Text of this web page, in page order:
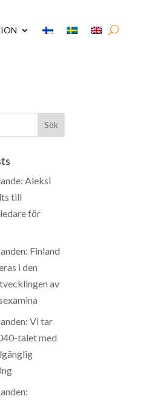
Aleksi
till
för
Finland
i den
av
Vi tar
talet med